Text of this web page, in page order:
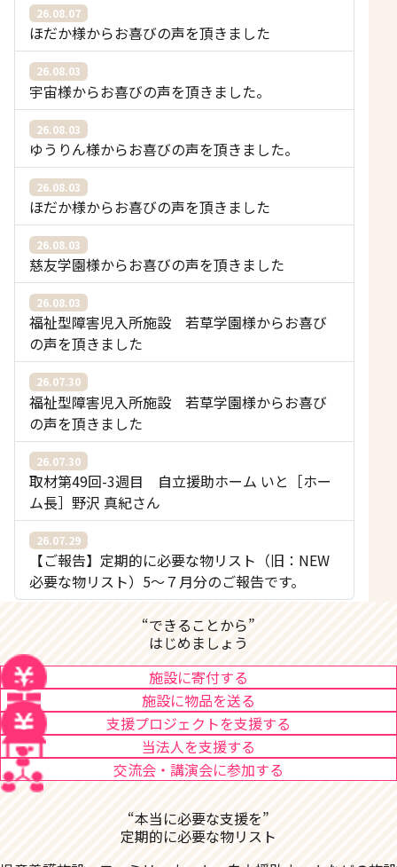
26.08.07
ほだか様からお喜びの声を頂きました
26.08.03
宇宙様からお喜びの声を頂きました。
26.08.03
ゆうりん様からお喜びの声を頂きました。
26.08.03
ほだか様からお喜びの声を頂きました
26.08.03
慈友学園様からお喜びの声を頂きました
26.08.03
福祉型障害児入所施設 若草学園様からお喜び
の声を頂きました
26.07.30
福祉型障害児入所施設 若草学園様からお喜び
の声を頂きました
26.07.30
取材第49回-3週目 自立援助ホーム いと［ホー
ム長］野沢 真紀さん
26.07.29
【ご報告】定期的に必要な物リスト（旧：NEW
必要な物リスト）5〜７月分のご報告です。
“できることから”
はじめましょう
施設に寄付する
施設に物品を送る
支援プロジェクトを支援する
当法人を支援する
交流会・講演会に参加する
“本当に必要な支援を”
定期的に必要な物リスト